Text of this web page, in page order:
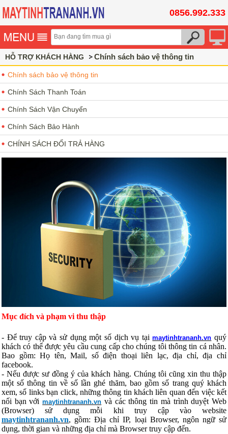
0856.992.333
HỖ TRỢ KHÁCH HÀNG Chính sách bảo vệ thông tin
Chính sách bảo vệ thông tin
Chính Sách Thanh Toán
Chính Sách Vận Chuyển
Chính Sách Bảo Hành
CHÍNH SÁCH ĐỔI TRẢ HÀNG
Mục đích và phạm vi thu thập
- Để truy cập và sử dụng một số dịch vụ tạimaytinhtrananh.vn quý
khách có thể được yêu cầu cung cấp cho chúng tôi thông tin cá nhân.
Bao gồm: Họ tên, Mail, số điện thoại liên lạc, địa chỉ, địa chỉ
facebook.
- Nếu được sư đồng ý của khách hàng. Chúng tôi cũng xin thu thập
một số thông tin về số lần ghé thăm, bao gồm số trang quý khách
xem, số links bạn click, những thông tin khách liên quan đến việc kết
nối bạn vớimaytinhtrananh.vn và các thông tin mà trình duyệt Web
(Browser) sử dụng mỗi khi truy cập vào website
maytinhtrananh.vn, gồm: Địa chỉ IP, loại Browser, ngôn ngữ sử
dụng, thời gian và những địa chỉ mà Browser truy cập đến.